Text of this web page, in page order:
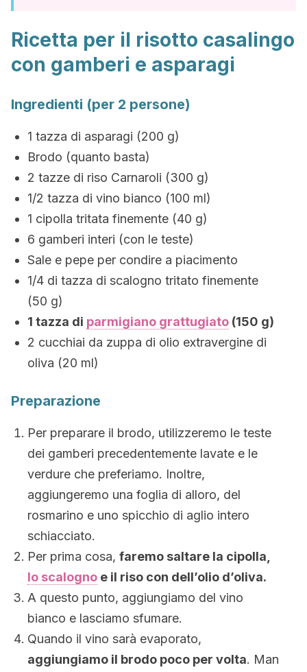
Ricetta per il risotto casalingo
con gamberi e asparagi
Ingredienti (per 2 persone)
1 tazza di asparagi (200 g)
Brodo (quanto basta)
2 tazze di riso Carnaroli (300 g)
1/2 tazza di vino bianco (100 ml)
1 cipolla tritata finemente (40 g)
6 gamberi interi (con le teste)
Sale e pepe per condire a piacimento
1/4 di tazza di scalogno tritato finemente
(50 g)
1 tazza di parmigiano grattugiato (150 g)
2 cucchiai da zuppa di olio extravergine di
oliva (20 ml)
Preparazione
Per preparare il brodo, utilizzeremo le teste
dei gamberi precedentemente lavate e le
verdure che preferiamo. Inoltre,
aggiungeremo una foglia di alloro, del
rosmarino e uno spicchio di aglio intero
schiacciato.
Per prima cosa, faremo saltare la cipolla,
lo scalogno e il riso con dell’olio d’oliva.
A questo punto, aggiungiamo del vino
bianco e lasciamo sfumare.
Quando il vino sarà evaporato,
aggiungiamo il brodo poco per volta. Man